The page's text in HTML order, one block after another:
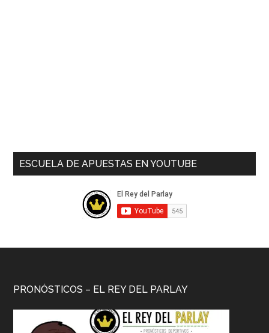
ESCUELA DE APUESTAS EN YOUTUBE
PRONÓSTICOS – EL REY DEL PARLAY